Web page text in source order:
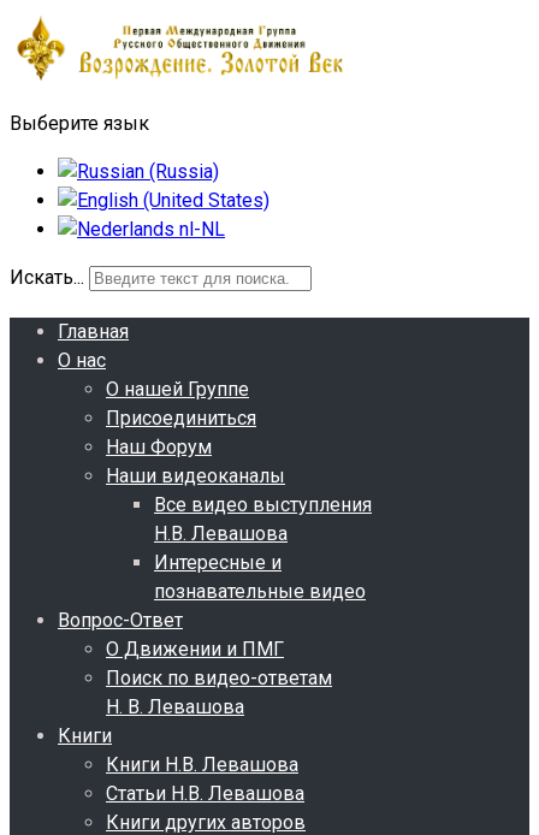
Выберите язык
Искать...
Главная
О нас
О нашей Группе
Присоединиться
Наш Форум
Наши видеоканалы
Все видео выступления
Н.В. Левашова
Интересные и
познавательные видео
Вопрос-Ответ
О Движении и ПМГ
Поиск по видео-ответам
Н. В. Левашова
Книги
Книги Н.В. Левашова
Статьи Н.В. Левашова
Книги других авторов